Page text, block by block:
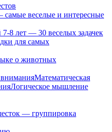
самые веселые и интересные
7-8 лет — 30 веселых задачек
для самых
о животных
Математическая
Логическое мышление
— группировка